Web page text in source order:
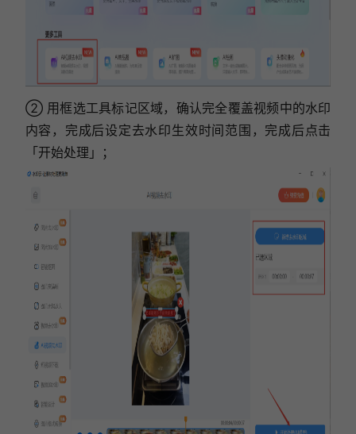
② 用框选工具标记区域，确认完全覆盖视频中的水印
内容，完成后设定去水印生效时间范围，完成后点击
「开始处理」；